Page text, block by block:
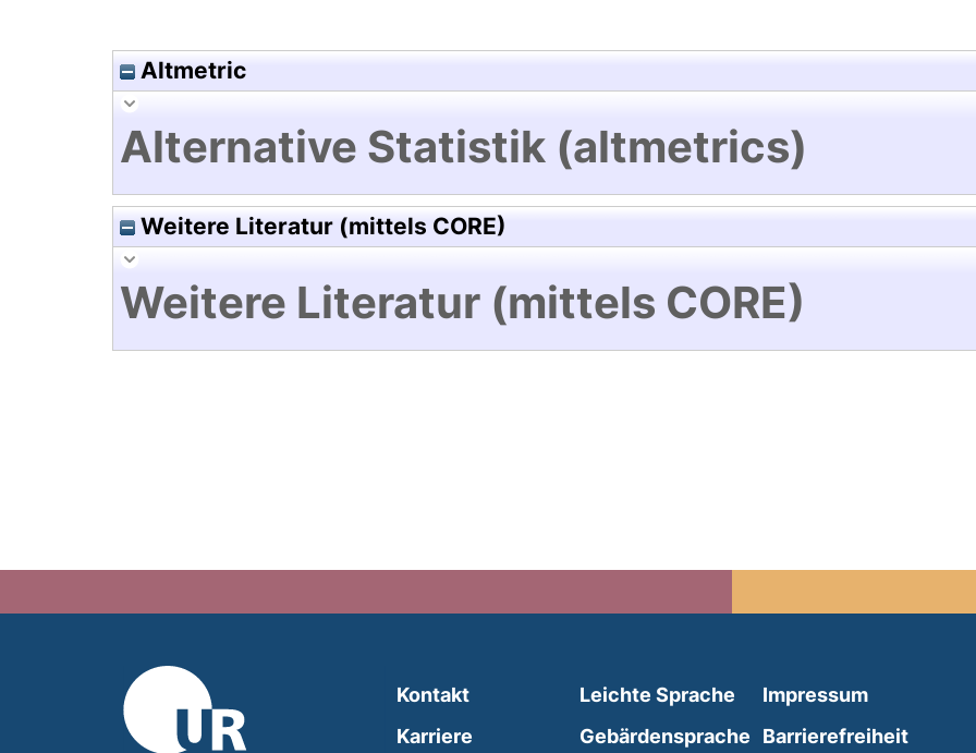
Altmetric
Alternative Statistik (altmetrics)
Weitere Literatur (mittels CORE)
Weitere Literatur (mittels CORE)
Kontakt
Karriere
Leichte Sprache (external link, opens in a
Gebärdensprache (external link, opens in
Impressum
Barrierefreiheit